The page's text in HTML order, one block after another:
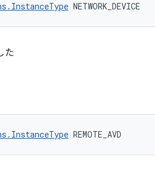
NETWORK_DEVICE
た
REMOTE_AVD